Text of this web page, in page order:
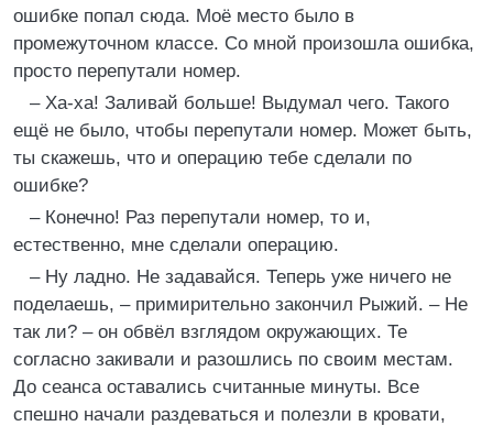
ошибке попал сюда. Моё место было в
промежуточном классе. Со мной произошла ошибка,
просто перепутали номер.
– Ха-ха! Заливай больше! Выдумал чего. Такого
ещё не было, чтобы перепутали номер. Может быть,
ты скажешь, что и операцию тебе сделали по
ошибке?
– Конечно! Раз перепутали номер, то и,
естественно, мне сделали операцию.
– Ну ладно. Не задавайся. Теперь уже ничего не
поделаешь, – примирительно закончил Рыжий. – Не
так ли? – он обвёл взглядом окружающих. Те
согласно закивали и разошлись по своим местам.
До сеанса оставались считанные минуты. Все
спешно начали раздеваться и полезли в кровати,